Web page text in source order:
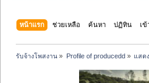
หน้าแรก ช่วยเหลือ ค้นหา ปฏิทิน เ
รับจ้างโพสงาน » Profile of producedd» แสด